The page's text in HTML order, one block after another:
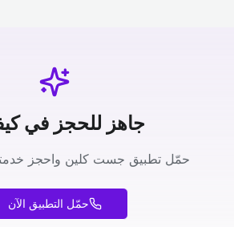
جاهز للحجز في
حمّل تطبيق جست كلين واحجز خدمتك
حمّل التطبيق الآن